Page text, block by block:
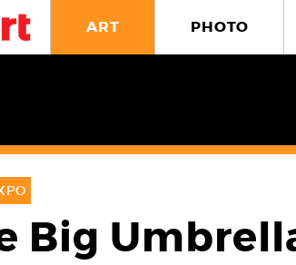
ART PHOTO
Big